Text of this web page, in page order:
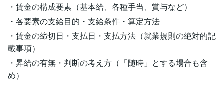
・賃金の構成要素（基本給、各種手当、賞与など）
・各要素の支給目的・支給条件・算定方法
・賃金の締切日・支払日・支払方法（就業規則の絶対的記
載事項）
・昇給の有無・判断の考え方（「随時」とする場合も含
め）